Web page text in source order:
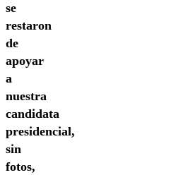
se
restaron
de
apoyar
a
nuestra
candidata
presidencial,
sin
fotos,